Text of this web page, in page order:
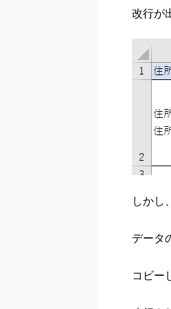
改行が
しかし
データ
コビー